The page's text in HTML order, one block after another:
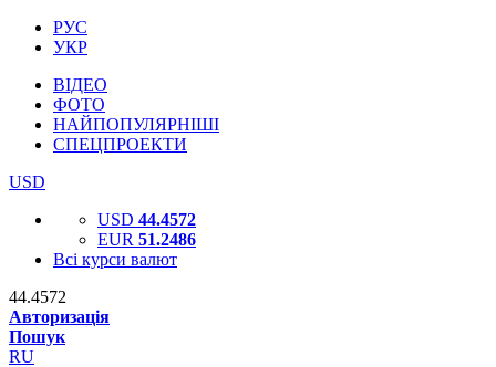
РУС
УКР
ВІДЕО
ФОТО
НАЙПОПУЛЯРНІШІ
СПЕЦПРОЕКТИ
USD
USD 44.4572
EUR 51.2486
Всі курси валют
44.4572
Авторизація
Пошук
RU